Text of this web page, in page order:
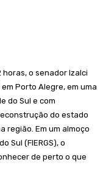
horas, o senador Izalci
Porto Alegre, em uma
do Sul e com
do estado
região. Em um almoço
Sul (FIERGS), o
de perto o que